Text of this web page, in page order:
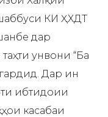
КИ ҲХДТ
дар
унвони “Ба
Дар ин
ибтидоии
касабаи